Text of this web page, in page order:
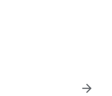
arrow_forward